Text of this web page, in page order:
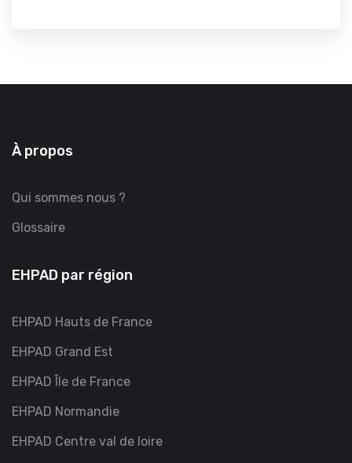
À propos
Qui sommes nous ?
Glossaire
EHPAD par région
EHPAD Hauts de France
EHPAD Grand Est
EHPAD Île de France
EHPAD Normandie
EHPAD Centre val de loire